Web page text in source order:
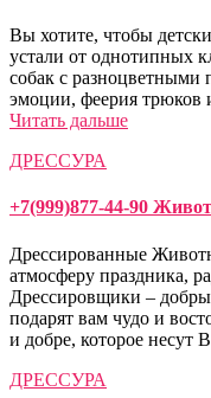
Вы хотите, чтобы
устали от однотипных
собак с
эмоции, феерия трюков
Читать дальше
ДРЕССУРА
+7(999)877-44-90
Дрессированные
атмосферу праздника,
Дрессировщики –
подарят вам чудо и
и добре, которое несут
ДРЕССУРА